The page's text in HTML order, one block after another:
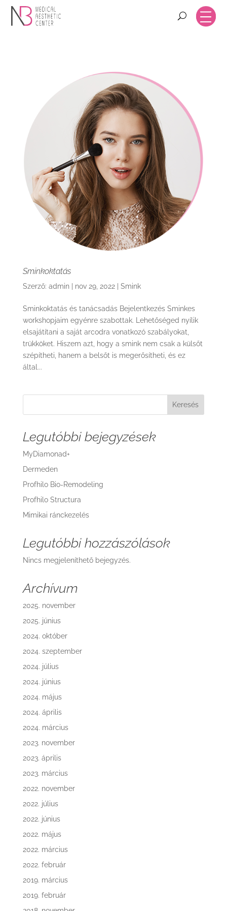
Sminkoktatás
Szerző: admin| nov 29, 2022| Smink
Sminkoktatás és tanácsadás Bejelentkezés Sminkes
workshopjaim egyénre szabottak. Lehetőséged nyílik
elsajátítani a saját arcodra vonatkozó szabályokat,
trükköket. Hiszem azt, hogy a smink nem csak a külsőt
szépítheti, hanem a belsőt is megerősítheti, és ez
által...
Keresés
Legutóbbi bejegyzések
MyDiamonad+
Dermeden
Profhilo Bio-Remodeling
Profhilo Structura
Mimikai ránckezelés
Legutóbbi hozzászólások
Nincs megjeleníthető bejegyzés.
Archívum
2025. november
2025. június
2024. október
2024. szeptember
2024. július
2024. június
2024. május
2024. április
2024. március
2023. november
2023. április
2023. március
2022. november
2022. július
2022. június
2022. május
2022. március
2022. február
2019. március
2019. február